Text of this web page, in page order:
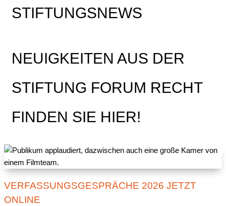
STIFTUNGSNEWS
NEUIGKEITEN AUS DER
STIFTUNG FORUM RECHT
FINDEN SIE HIER!
VERFASSUNGSGESPRÄCHE 2026 JETZT
ONLINE